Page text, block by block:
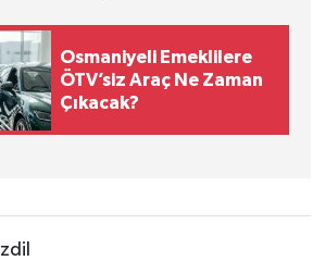
Osmaniyeli Emeklilere
ÖTV’siz Araç Ne Zaman
Çıkacak?